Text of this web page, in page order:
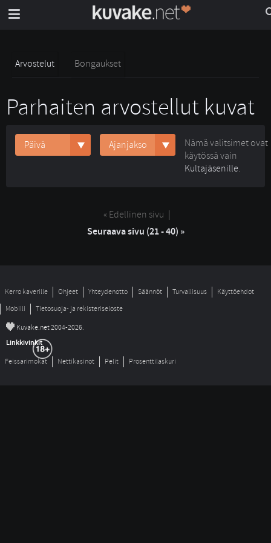
Arvostelut Bongaukset
Parhaiten arvostellut kuvat
Päivä Ajanjakso
Nämä valitsimet ovat
käytössä vain
Kultajäsenille.
« Edellinen sivu
Seuraava sivu (21 - 40) »
Kerro kaverille Ohjeet Yhteydenotto Säännöt Turvallisuus
Käyttöehdot
Mobiili
Tietosuoja- ja rekisteriseloste
© Kuvake.net 2004-2026.
Linkkivinkit
Feissarimokat Nettikasinot Pelit Prosenttilaskuri